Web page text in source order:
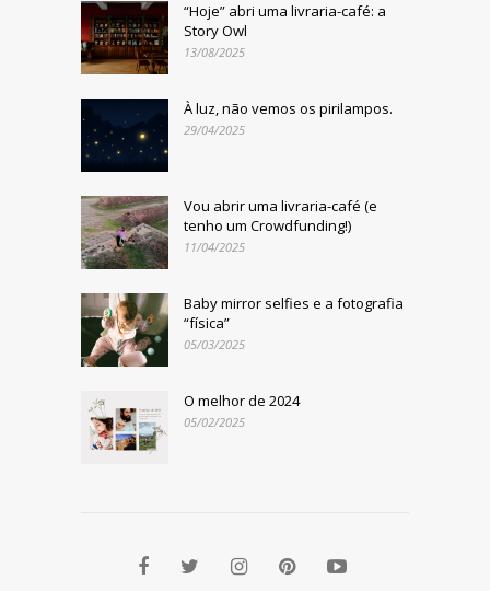
“Hoje” abri uma livraria-café: a
Story Owl
13/08/2025
À luz, não vemos os pirilampos.
29/04/2025
Vou abrir uma livraria-café (e
tenho um Crowdfunding!)
11/04/2025
Baby mirror selfies e a fotografia
“física”
05/03/2025
O melhor de 2024
05/02/2025